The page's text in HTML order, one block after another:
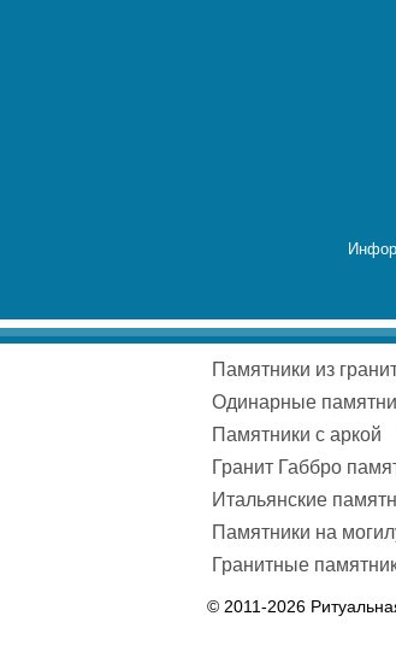
Памятники из
Одинарные
Памятники с аркой
Гранит Габбро
Итальянские
Памятники на
Гранитные
© 2011-2026